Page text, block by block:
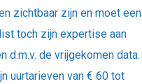
zichtbaar zijn en moet een
toch zijn expertise aan
d.m.v. de vrijgekomen data.
uurtarieven van € 60 tot